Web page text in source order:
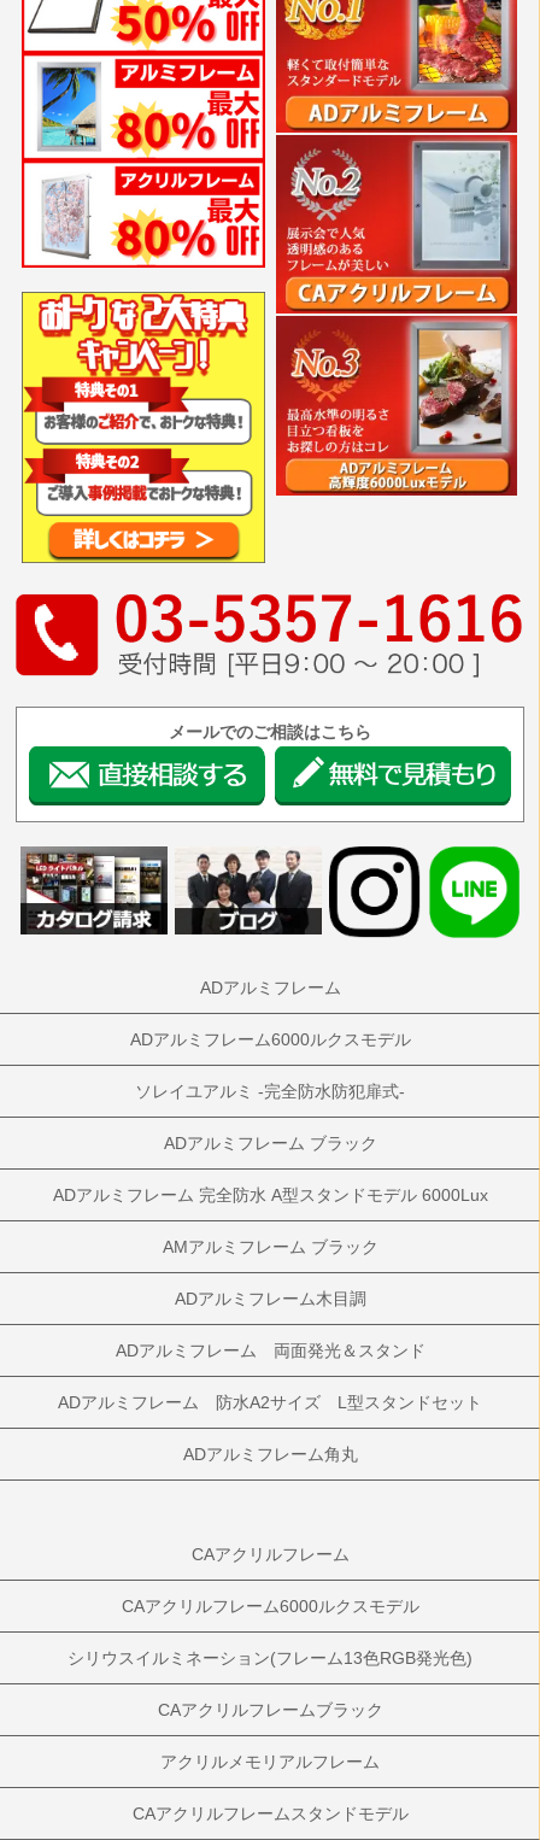
メールでのご相談はこちら
ADアルミフレーム
ADアルミフレーム6000ルクスモデル
ソレイユアルミ -完全防水防犯扉式-
ADアルミフレーム ブラック
ADアルミフレーム 完全防水 A型スタンドモデル 6000Lux
AMアルミフレーム ブラック
ADアルミフレーム木目調
ADアルミフレーム 両面発光＆スタンド
ADアルミフレーム 防水A2サイズ L型スタンドセット
ADアルミフレーム角丸
CAアクリルフレーム
CAアクリルフレーム6000ルクスモデル
シリウスイルミネーション(フレーム13色RGB発光色)
CAアクリルフレームブラック
アクリルメモリアルフレーム
CAアクリルフレームスタンドモデル